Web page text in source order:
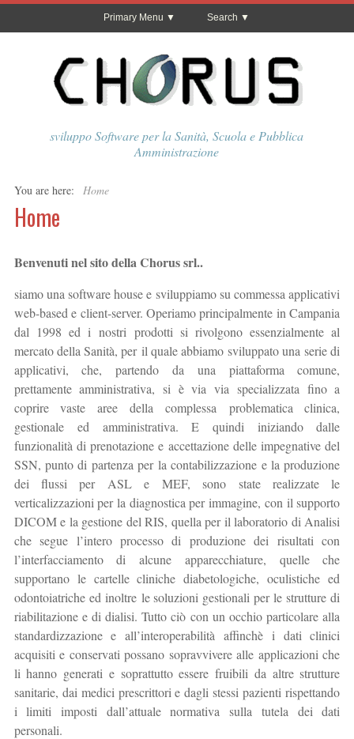
Primary Menu Search
sviluppo Software per la Sanità, Scuola e Pubblica
Amministrazione
You are here: Home
Home
Benvenuti nel sito della Chorus srl..
siamo una software house e sviluppiamo su commessa applicativi
web-based e client-server. Operiamo principalmente in Campania
dal 1998 ed i nostri prodotti si rivolgono essenzialmente al
mercato della Sanità, per il quale abbiamo sviluppato una serie di
applicativi, che, partendo da una piattaforma comune,
prettamente amministrativa, si è via via specializzata fino a
coprire vaste aree della complessa problematica clinica,
gestionale ed amministrativa. E quindi iniziando dalle
funzionalità di prenotazione e accettazione delle impegnative del
SSN, punto di partenza per la contabilizzazione e la produzione
dei flussi per ASL e MEF, sono state realizzate le
verticalizzazioni per la diagnostica per immagine, con il supporto
DICOM e la gestione del RIS, quella per il laboratorio di Analisi
che segue l’intero processo di produzione dei risultati con
l’interfacciamento di alcune apparecchiature, quelle che
supportano le cartelle cliniche diabetologiche, oculistiche ed
odontoiatriche ed inoltre le soluzioni gestionali per le strutture di
riabilitazione e di dialisi. Tutto ciò con un occhio particolare alla
standardizzazione e all’interoperabilità affinchè i dati clinici
acquisiti e conservati possano sopravvivere alle applicazioni che
li hanno generati e soprattutto essere fruibili da altre strutture
sanitarie, dai medici prescrittori e dagli stessi pazienti rispettando
i limiti imposti dall’attuale normativa sulla tutela dei dati
personali.